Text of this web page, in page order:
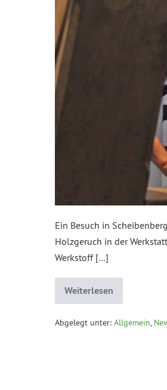
Ein Besuch in
Holzgeruch in der
Werkstoff […]
Weiterlesen
Abgelegt unter: Allgemein,